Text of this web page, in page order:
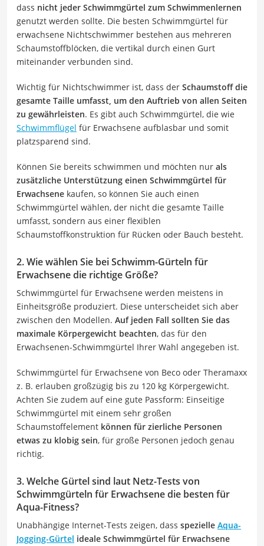
dass nicht jeder Schwimmgürtel zum Schwimmenlernen
genutzt werden sollte. Die besten Schwimmgürtel für
erwachsene Nichtschwimmer bestehen aus mehreren
Schaumstoffblöcken, die vertikal durch einen Gurt
miteinander verbunden sind.
Wichtig für Nichtschwimmer ist, dass der Schaumstoff die
gesamte Taille umfasst, um den Auftrieb von allen Seiten
zu gewährleisten. Es gibt auch Schwimmgürtel, die wie
Schwimmflügel für Erwachsene aufblasbar und somit
platzsparend sind.
Können Sie bereits schwimmen und möchten nur als
zusätzliche Unterstützung einen Schwimmgürtel für
Erwachsene kaufen, so können Sie auch einen
Schwimmgürtel wählen, der nicht die gesamte Taille
umfasst, sondern aus einer flexiblen
Schaumstoffkonstruktion für Rücken oder Bauch besteht.
2. Wie wählen Sie bei Schwimm-Gürteln für
Erwachsene die richtige Größe?
Schwimmgürtel für Erwachsene werden meistens in
Einheitsgröße produziert. Diese unterscheidet sich aber
zwischen den Modellen. Auf jeden Fall sollten Sie das
maximale Körpergewicht beachten, das für den
Erwachsenen-Schwimmgürtel Ihrer Wahl angegeben ist.
Schwimmgürtel für Erwachsene von Beco oder Theramaxx
z. B. erlauben großzügig bis zu 120 kg Körpergewicht.
Achten Sie zudem auf eine gute Passform: Einseitige
Schwimmgürtel mit einem sehr großen
Schaumstoffelement können für zierliche Personen
etwas zu klobig sein, für große Personen jedoch genau
richtig.
3. Welche Gürtel sind laut Netz-Tests von
Schwimmgürteln für Erwachsene die besten für
Aqua-Fitness?
Unabhängige Internet-Tests zeigen, dass spezielle Aqua-
Jogging-Gürtel ideale Schwimmgürtel für Erwachsene